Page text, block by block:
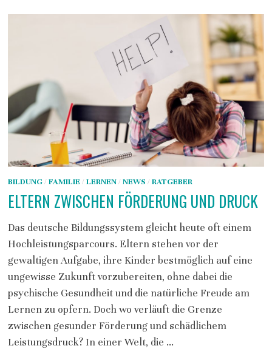
BILDUNG/ FAMILIE / LERNEN/ NEWS / RATGEBER
ELTERN ZWISCHEN FÖRDERUNG UND DRUCK
Das deutsche Bildungssystem gleicht heute oft einem
Hochleistungsparcours. Eltern stehen vor der
gewaltigen Aufgabe, ihre Kinder bestmöglich auf eine
ungewisse Zukunft vorzubereiten, ohne dabei die
psychische Gesundheit und die natürliche Freude am
Lernen zu opfern. Doch wo verläuft die Grenze
zwischen gesunder Förderung und schädlichem
Leistungsdruck? In einer Welt, die …